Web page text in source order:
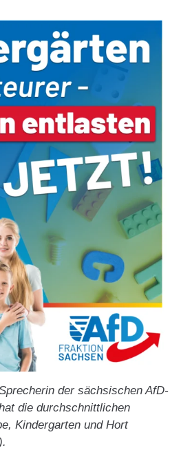
der sächsischen AfD-
die durchschnittlichen
Kindergarten und Hort
).